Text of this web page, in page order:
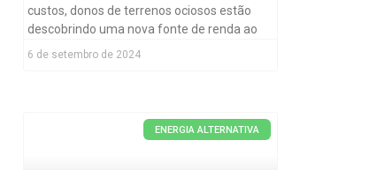
custos, donos de terrenos ociosos estão
descobrindo uma nova fonte de renda ao
6 de setembro de 2024
ENERGIA ALTERNATIVA